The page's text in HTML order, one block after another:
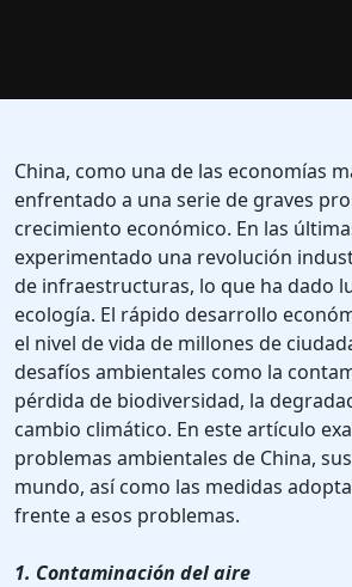
China, como una de las economías
enfrentado a una serie de graves
crecimiento económico. En las
experimentado una revolución
de infraestructuras, lo que ha dado
ecología. El rápido desarrollo
el nivel de vida de millones de
desafíos ambientales como la
pérdida de biodiversidad, la
cambio climático. En este artículo
problemas ambientales de China,
mundo, así como las medidas
frente a esos problemas.
1. Contaminación del aire